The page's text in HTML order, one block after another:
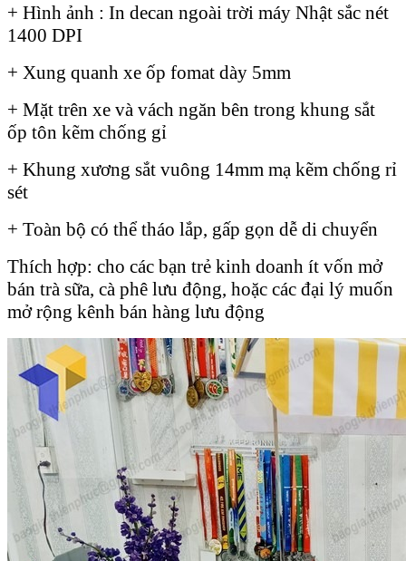
+ Hình ảnh : In decan ngoài trời máy Nhật sắc nét
1400 DPI
+ Xung quanh xe ốp fomat dày 5mm
+ Mặt trên xe và vách ngăn bên trong khung sắt
ốp tôn kẽm chống gỉ
+ Khung xương sắt vuông 14mm mạ kẽm chống rỉ
sét
+ Toàn bộ có thể tháo lắp, gấp gọn dễ di chuyển
Thích hợp: cho các bạn trẻ kinh doanh ít vốn mở
bán trà sữa, cà phê lưu động, hoặc các đại lý muốn
mở rộng kênh bán hàng lưu động